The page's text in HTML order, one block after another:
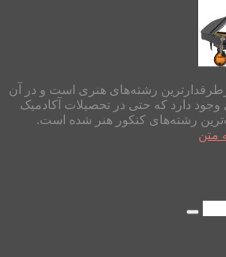
رشته‌های هنری است و در آن
وجود دارد که حتی در تحصیلات آکادمیک
رشته‌های کنکور هنر شده است.
متن